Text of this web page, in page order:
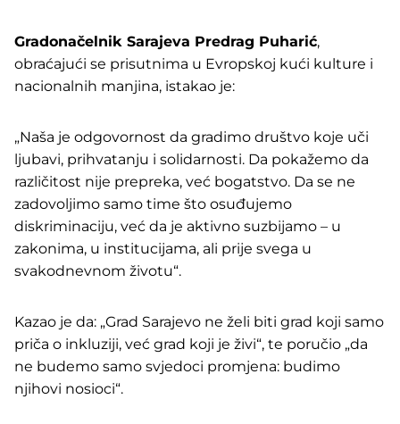
Gradonačelnik Sarajeva Predrag Puharić,
obraćajući se prisutnima u Evropskoj kući kulture i
nacionalnih manjina, istakao je:
„Naša je odgovornost da gradimo društvo koje uči
ljubavi, prihvatanju i solidarnosti. Da pokažemo da
različitost nije prepreka, već bogatstvo. Da se ne
zadovoljimo samo time što osuđujemo
diskriminaciju, već da je aktivno suzbijamo – u
zakonima, u institucijama, ali prije svega u
svakodnevnom životu“.
Kazao je da: „Grad Sarajevo ne želi biti grad koji samo
priča o inkluziji, već grad koji je živi“, te poručio „da
ne budemo samo svjedoci promjena: budimo
njihovi nosioci“.